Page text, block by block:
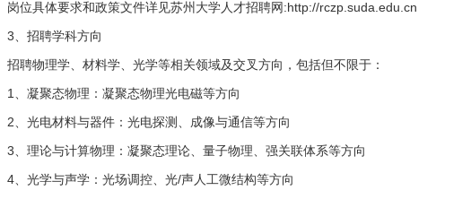
岗位具体要求和政策文件详见苏州大学人才招聘网 :http://rczp.suda.edu.cn
3 、招聘学科方向
招聘物理学、材料学、光学等相关领域及交叉方向，包括但不限于：
1 、凝聚态物理：凝聚态物理光电磁等方向
2 、光电材料与器件：光电探测、成像与通信等方向
3 、理论与计算物理：凝聚态理论、量子物理、强关联体系等方向
4 、光学与声学：光场调控、光/声人工微结构等方向